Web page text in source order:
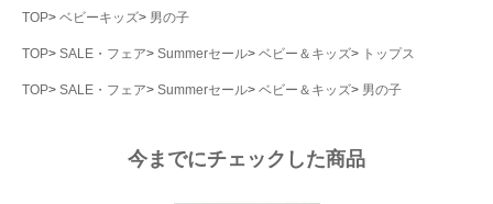
TOP ベビーキッズ 男の子
TOP SALE・フェア Summerセール ベビー＆キッズ トップス
TOP SALE・フェア Summerセール ベビー＆キッズ 男の子
今までにチェックした商品